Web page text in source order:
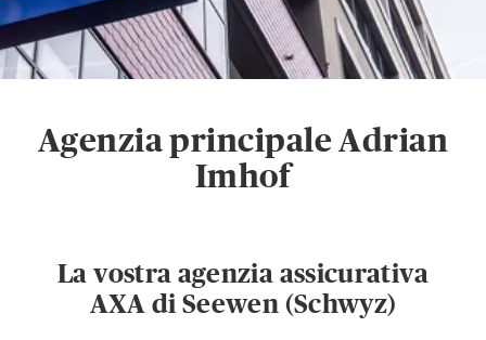
Agenzia principale Adrian
Imhof
La vostra agenzia assicurativa
AXA di Seewen (Schwyz)